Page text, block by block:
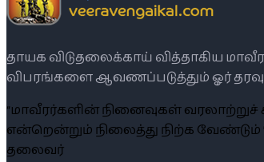
தாயக விடுதலைக்காய் வித்தாகிய
விபரங்களை ஆவணப்படுத்தும் ஓர்
“மாவீரர்களின் நினைவுகள்
என்றென்றும் நிலைத்து நிற்க வேண்டும்
தலைவர்